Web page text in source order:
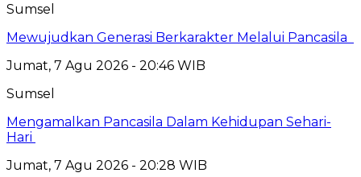
Sumsel
Mewujudkan Generasi Berkarakter Melalui Pancasila
Jumat, 7 Agu 2026 - 20:46 WIB
Sumsel
Mengamalkan Pancasila Dalam Kehidupan Sehari-
Hari
Jumat, 7 Agu 2026 - 20:28 WIB